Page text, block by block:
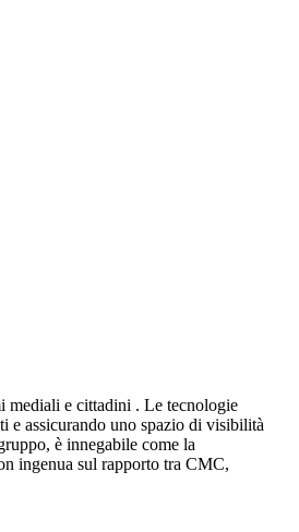
mediali e cittadini . Le tecnologie
e assicurando uno spazio di visibilità
è innegabile come la
ingenua sul rapporto tra CMC,